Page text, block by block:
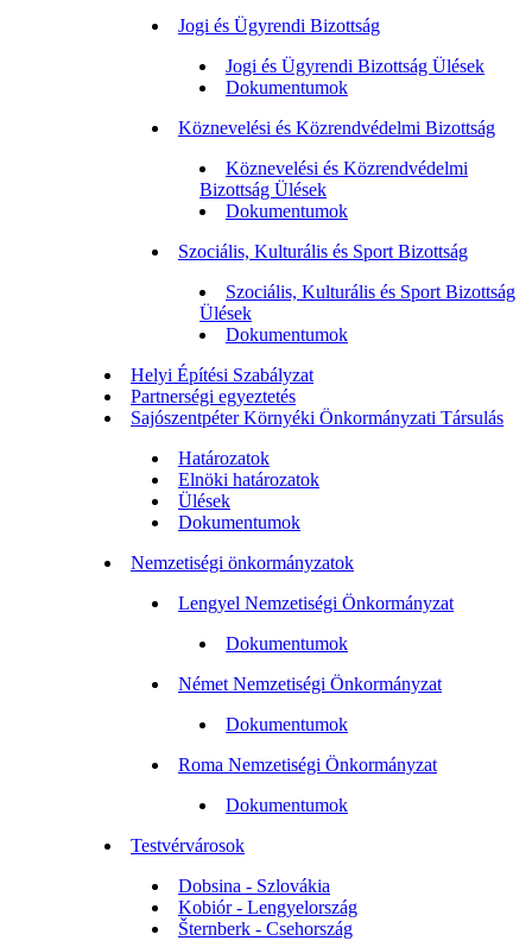
Jogi és Ügyrendi Bizottság
Jogi és Ügyrendi Bizottság Ülések
Dokumentumok
Köznevelési és Közrendvédelmi Bizottság
Köznevelési és Közrendvédelmi
Bizottság Ülések
Dokumentumok
Szociális, Kulturális és Sport Bizottság
Szociális, Kulturális és Sport Bizottság
Ülések
Dokumentumok
Helyi Építési Szabályzat
Partnerségi egyeztetés
Sajószentpéter Környéki Önkormányzati Társulás
Határozatok
Elnöki határozatok
Ülések
Dokumentumok
Nemzetiségi önkormányzatok
Lengyel Nemzetiségi Önkormányzat
Dokumentumok
Német Nemzetiségi Önkormányzat
Dokumentumok
Roma Nemzetiségi Önkormányzat
Dokumentumok
Testvérvárosok
Dobsina - Szlovákia
Kobiór - Lengyelország
Šternberk - Csehország